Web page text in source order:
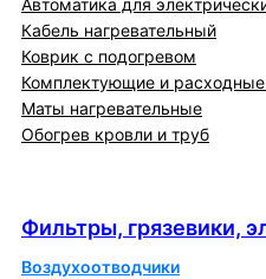
Автоматика для
Кабель нагревательный
Коврик с подогревом
Комплектующие и
Маты нагревательные
Обогрев кровли и труб
Фильтры, грязевики,
Воздухоотводчики